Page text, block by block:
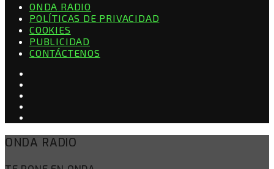
ONDA RADIO
POLÍTICAS DE PRIVACIDAD
COOKIES
PUBLICIDAD
CONTÁCTENOS
ONDA RADIO